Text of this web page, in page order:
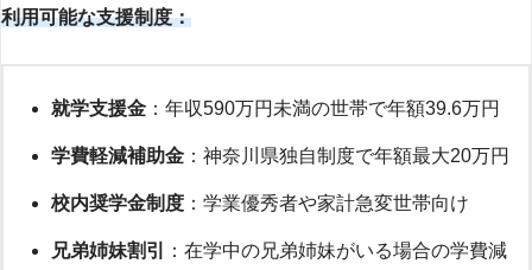
利用可能な支援制度：
就学支援金 ：年収590万円未満の世帯で年額39.6万円
学費軽減補助金 ：神奈川県独自制度で年額最大20万円
校内奨学金制度 ：学業優秀者や家計急変世帯向け
兄弟姉妹割引
：在学中の兄弟姉妹がいる場合の学費減